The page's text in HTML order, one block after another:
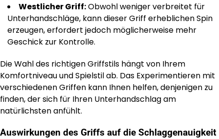
Westlicher Griff:Obwohl weniger verbreitet für
Unterhandschläge, kann dieser Griff erheblichen Spin
erzeugen, erfordert jedoch möglicherweise mehr
Geschick zur Kontrolle.
Die Wahl des richtigen Griffstils hängt von Ihrem
Komfortniveau und Spielstil ab. Das Experimentieren mit
verschiedenen Griffen kann Ihnen helfen, denjenigen zu
finden, der sich für Ihren Unterhandschlag am
natürlichsten anfühlt.
Auswirkungen des Griffs auf die Schlaggenauigkeit